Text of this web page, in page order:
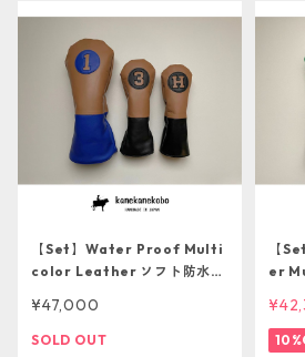
【Set】Water Proof Multi
color Leather ソフト防水革
¥47,000
SOLD OUT
【
er